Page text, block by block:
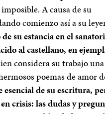
A causa de su
comienzo así a su
su estancia en el
al castellano, en
considera su trabajo
poemas de amor
de su escritura,
crisis: las dudas y